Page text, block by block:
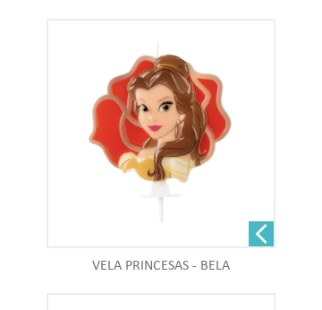
VELA PRINCESAS - BELA